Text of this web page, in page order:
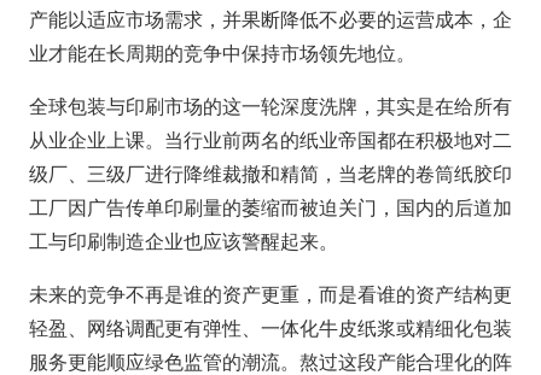
产能以适应市场需求，并果断降低不必要的运营成本，企
业才能在长周期的竞争中保持市场领先地位。
全球包装与印刷市场的这一轮深度洗牌，其实是在给所有
从业企业上课。当行业前两名的纸业帝国都在积极地对二
级厂、三级厂进行降维裁撤和精简，当老牌的卷筒纸胶印
工厂因广告传单印刷量的萎缩而被迫关门，国内的后道加
工与印刷制造企业也应该警醒起来。
未来的竞争不再是谁的资产更重，而是看谁的资产结构更
轻盈、网络调配更有弹性、一体化牛皮纸浆或精细化包装
服务更能顺应绿色监管的潮流。熬过这段产能合理化的阵